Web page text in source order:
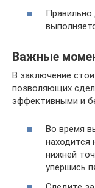
Правильно
Важные
В заключение
позволяющих
эффективными и
Во время
находится
нижней
упершись